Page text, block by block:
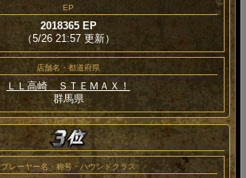
EP
2018365 EP
（5/26 21:57 更新）
店舗名・都道府県
ＬＬ高崎 ＳＴＥＭＡＸ！
群馬県
プレーヤー名・称号・ハウンドクラス